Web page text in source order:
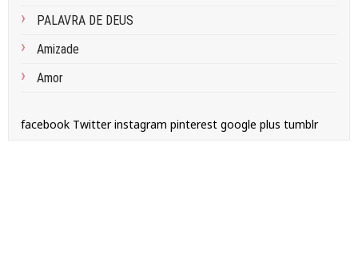
PALAVRA DE DEUS
Amizade
Amor
facebook Twitter instagram pinterest google plus tumblr